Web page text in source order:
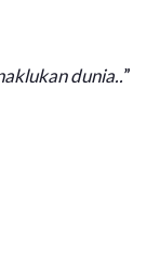
dunia..”